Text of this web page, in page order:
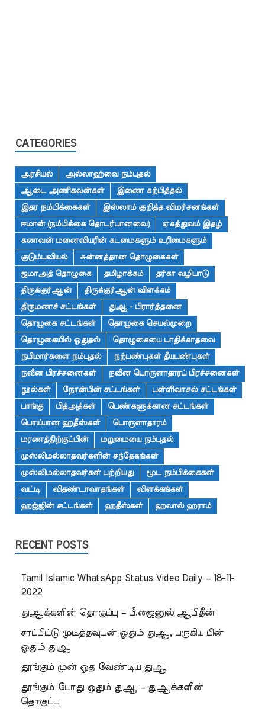
CATEGORIES
அரசியல்
அல்லாஹ்வை நம்புதல்
ஆடை அணிகலன்கள்
இணை கற்பித்தல்
இதர நம்பிக்கைகள்
இஸ்லாம் குறித்த விமர்சனங்கள்
ஈமான் (நம்பிக்கை தொடர்பானவை)
ஏகத்துவம் இதழ்
கணவன் மனைவியரின் கடமைகளும் உரிமைகளும்
குடும்பவியல்
சுன்னத்தான தொழுகைகள்
ஜமாஅத் தொழுகை
தமிழாக்கம்
தர்கா வழிபாடு
திருக்குர்ஆன்
திருக்குர்ஆன் விளக்கம்
திருமணச் சட்டங்கள்
துஆ - பிரார்த்தனை
தொழுகை சட்டங்கள்
தொழுகை செயல்முறை
தொழுகையில் ஓதுதல்
தொழுகையை பாதிக்காதவை
நபிமார்களை நம்புதல்
நற்பண்புகள் தீயபண்புகள்
நவீன பிரச்சனைகள்
நவீன பொருளாதாரப் பிரச்சனைகள்
நூல்கள்
நோன்பின் சட்டங்கள்
பள்ளிவாசல் சட்டங்கள்
பாங்கு
பித்அத்கள்
பெண்களுக்கான சட்டங்கள்
பொய்யான ஹதீஸ்கள்
பொருளாதாரம்
மரணத்திற்குப்பின்
மறுமையை நம்புதல்
முஸ்லிமல்லாதவர்களின் சந்தேகங்கள்
முஸ்லிமல்லாதவர்கள் பற்றியது
மூட நம்பிக்கைகள்
வட்டி
விதண்டாவாதங்கள்
விளக்கங்கள்
ஹஜ்ஜின் சட்டங்கள்
ஹதீஸ்கள் ஹலால் ஹராம்
RECENT POSTS
Tamil Islamic WhatsApp Status Video Daily – 18-11-
2022
துஆக்களின் தொகுப்பு – பீ.ஜைனுல் ஆபிதீன்
சாப்பிட்டு முடித்தவுடன் ஓதும் துஆ, பருகிய பின்
ஓதும் துஆ
தூங்கும் முன் ஓத வேண்டிய துஆ
தூங்கும் போது ஓதும் துஆ – துஆக்களின்
தொகுப்பு